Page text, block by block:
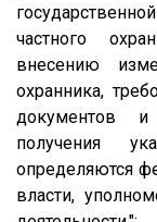
частного
внесению
охранника,
документов
получения
определяются
власти,